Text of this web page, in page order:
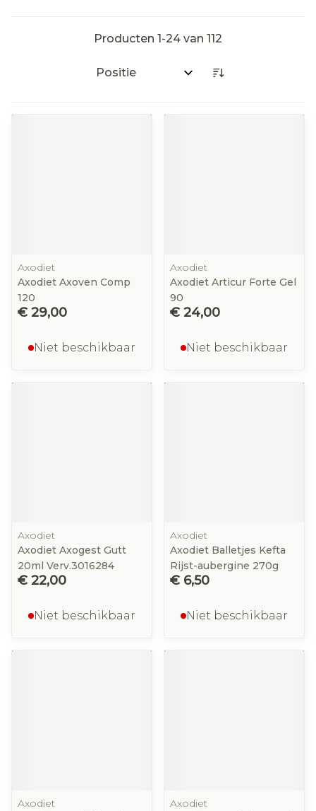
Producten 1-24 van 112
Sorteer op:
Axodiet
Axodiet Axoven Comp
120
€ 29,00
Niet beschikbaar
Axodiet
Axodiet Articur Forte Gel
90
€ 24,00
Niet beschikbaar
Axodiet
Axodiet Axogest Gutt
20ml Verv.3016284
€ 22,00
Niet beschikbaar
Axodiet
Axodiet Balletjes Kefta
Rijst-aubergine 270g
€ 6,50
Niet beschikbaar
Axodiet
Axodiet